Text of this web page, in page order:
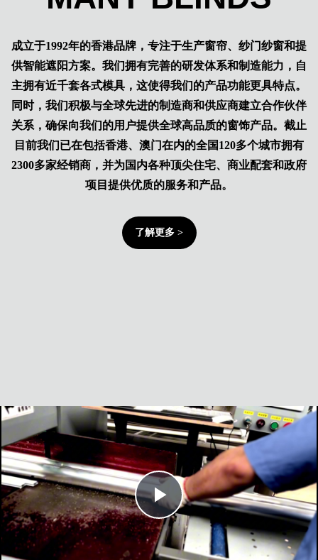
成立于1992年的香港品牌，专注于生产窗帘、纱门纱窗和提
供智能遮阳方案。我们拥有完善的研发体系和制造能力，自
主拥有近千套各式模具，这使得我们的产品功能更具特点。
同时，我们积极与全球先进的制造商和供应商建立合作伙伴
关系，确保向我们的用户提供全球高品质的窗饰产品。截止
目前我们已在包括香港、澳门在内的全国120多个城市拥有
2300多家经销商，并为国内各种顶尖住宅、商业配套和政府
项目提供优质的服务和产品。
了解更多 >
Play
Video